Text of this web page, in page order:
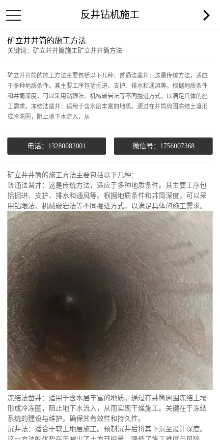
反井钻机施工
矿立井井筒的施工方法
关键词：矿立井井筒施工矿立井井筒方法
矿立井井筒的施工方法主要包括以下几种：普通法凿井：这是传统方法，适应
于多种地质条件。其主要工序包括掘进、支护、排水和通风等。根据地质条件
和井筒深度，可以采用钻眼法、机械破岩法等不同掘进方式，以满足具体的施
工需求。冻结法凿井：适用于含水层丰富的地质。通过在井筒周围冻结土壤形
成冷冻圈，阻止地下水流入，从
电话：13280082001 微信号：1756007368
矿立井井筒的施工方法主要包括以下几种：
普通法凿井：这是传统方法，适应于多种地质条件。其主要工序包
括掘进、支护、排水和通风等。根据地质条件和井筒深度，可以采
用钻眼法、机械破岩法等不同掘进方式，以满足具体的施工需求。
冻结法凿井：适用于含水层丰富的地质。通过在井筒周围冻结土壤
形成冷冻圈，阻止地下水流入，从而实现干燥施工。关键在于冻结
系统的建设与维护，确保其有效性和持久性。
沉井法：适合于软土地层施工。预制沉井后将其下沉至设计深度。